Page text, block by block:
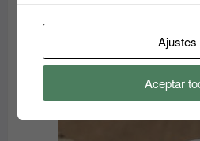
PACK SOLAR con
en CREMA FPS50 DE
59.05€El
era:
Ajustes
Aceptar